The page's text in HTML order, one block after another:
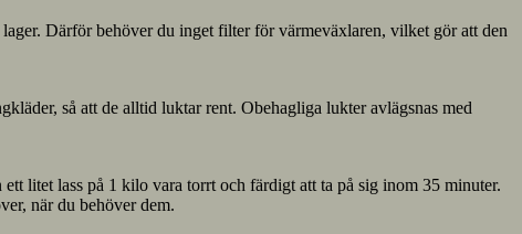
Därför behöver du inget filter för värmeväxlaren, vilket gör att den
så att de alltid luktar rent. Obehagliga lukter avlägsnas med
litet lass på 1 kilo vara torrt och färdigt att ta på sig inom 35 minuter.
när du behöver dem.